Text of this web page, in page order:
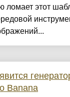
ломает этот
Banana